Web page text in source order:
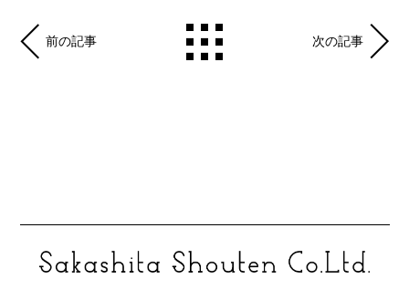
前の記事 次の記事